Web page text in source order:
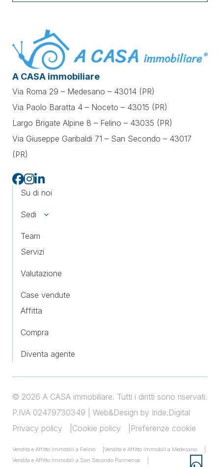
A CASA immobiliare
Via Roma 29 – Medesano – 43014 (PR)
Via Paolo Baratta 4 – Noceto – 43015 (PR)
Largo Brigate Alpine 8 – Felino – 43035 (PR)
Via Giuseppe Garibaldi 71 – San Secondo – 43017
(PR)
Su di noi
Sedi
Team
Servizi
Valutazione
Case vendute
Affitta
Compra
Diventa agente
© 2026 A CASA immobiliare. Tutti i diritti sono riservati.
P.IVA 02479730349 | Web&Design by Iride.Digital
Privacy policy
Cookie policy Preferenze cookie
Vendita e Affitto Immobili a Felino
Vendita e Affitto Immobili a Medesano
Vendita e Affitto Immobili a San Secondo Parmense